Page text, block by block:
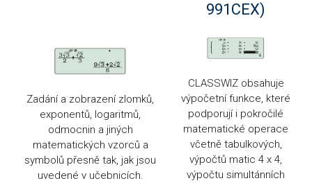
Zadání a zobrazení zlomků,
exponentů, logaritmů,
odmocnin a jiných
matematických vzorců a
symbolů přesně tak, jak jsou
uvedené v učebnicích.
991CEX)
CLASSWIZ obsahuje
výpočetní funkce, které
podporují i pokročilé
matematické operace
včetně tabulkových,
výpočtů matic 4 x 4,
výpočtu simultánních